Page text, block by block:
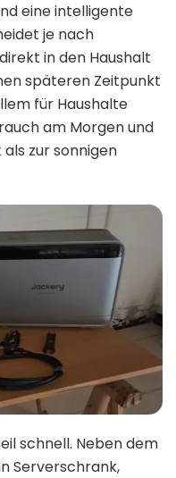
eine intelligente
je nach
in den Haushalt
späteren Zeitpunkt
für Haushalte
am Morgen und
zur sonnigen
schnell. Neben dem
Serverschrank,